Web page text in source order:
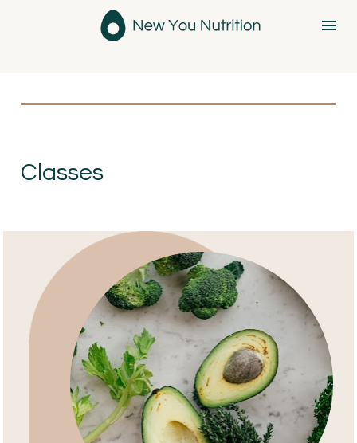
Classes